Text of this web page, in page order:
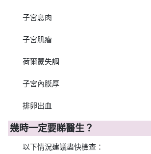
子宮息肉
子宮肌瘤
荷爾蒙失調
子宮內膜厚
排卵出血
幾時一定要睇醫生？
以下情況建議盡快檢查：